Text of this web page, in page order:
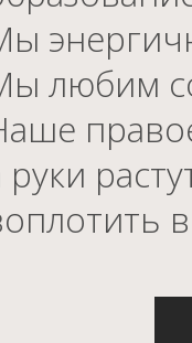
любим
руки